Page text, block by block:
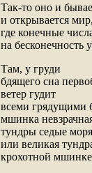
Так-то оно и
и открывается мир,
где конечные
на бесконечность
Там, у груди
бдящего сна
ветер гудит
всеми грядущими
мшинка
тундры седые
или великая
крохотной